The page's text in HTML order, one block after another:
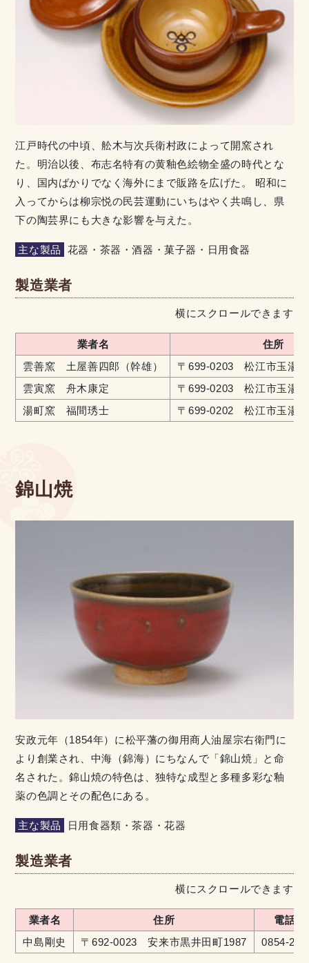
江戸時代の中頃、舩木与次兵衛村政によって開窯され
た。明治以後、布志名特有の黄釉色絵物全盛の時代とな
り、国内ばかりでなく海外にまで販路を広げた。 昭和に
入ってからは柳宗悦の民芸運動にいちはやく共鳴し、県
下の陶芸界にも大きな影響を与えた。
主な製品 花器・茶器・酒器・菓子器・日用食器
製造業者
横にスクロールできます
業者名
住所
雲善窯 土屋善四郎（幹雄）
〒699-0203 松江市玉湯
雲寅窯 舟木康定
〒699-0203 松江市玉湯
湯町窯 福間琇士
〒699-0202 松江市玉湯
錦山焼
安政元年（1854年）に松平藩の御用商人油屋宗右衛門に
より創業され、中海（錦海）にちなんで「錦山焼」と命
名された。錦山焼の特色は、独特な成型と多種多彩な釉
薬の色調とその配色にある。
主な製品 日用食器類・茶器・花器
製造業者
横にスクロールできます
業者名 住所
電話番
中島剛史
〒692-0023 安来市黒井田町1987 0854-22-